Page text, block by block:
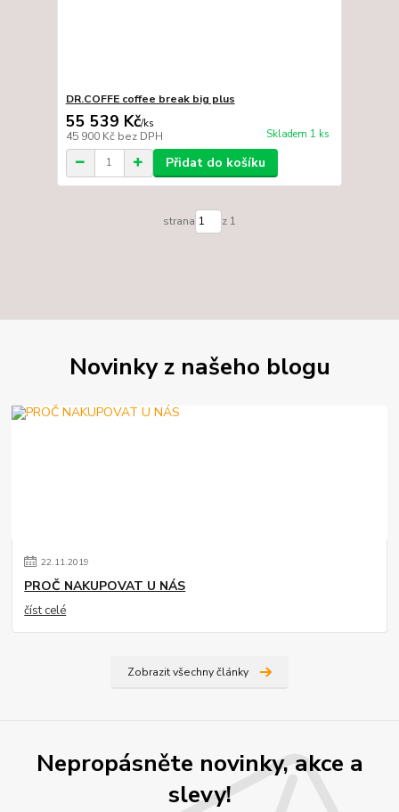
DR.COFFE coffee break big plus
55 539 Kč/ks
45 900 Kč bez DPH Skladem 1 ks
Přidat do košíku
strana z 1
Novinky z našeho blogu
22.11.2019
PROČ NAKUPOVAT U NÁS
číst celé
Zobrazit všechny články
Nepropásněte novinky, akce a
slevy!